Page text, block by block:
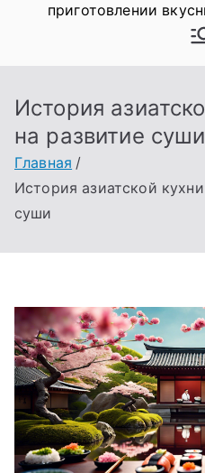
приготовлении
История
на развитие суши
Главная
История азиатской
суши